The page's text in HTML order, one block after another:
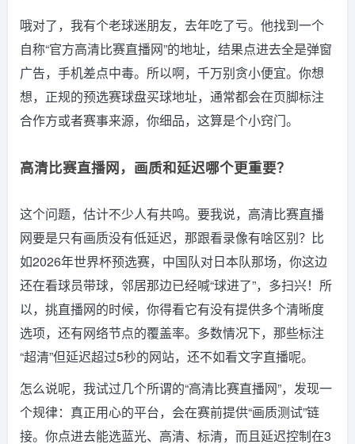
哦对了，我有个老球迷朋友，去年吃了亏。他找到一个
自称“官方高清比赛直播网”的地址，结果点进去全是弹窗
广告，手机差点中毒。所以啊，千万别贪小便宜。你想
想，正规的预选赛球盘买球地址，通常都会在页脚标注
合作方或者赛事来源，你细品，这算是个小窍门。
高清比赛直播网，画质和延迟哪个更重要？
这个问题，估计不少人有共鸣。要我说，高清比赛直播
网要是只有画质没有低延迟，那跟看录像有啥区别？比
如2026年世界杯预选赛，中国队对日本队那场，你这边
还在看球员带球，邻居那边已经喊“球进了”，多扫兴！所
以，挑直播网的时候，你得看它有没有提供多个清晰度
选项，还有网络节点的覆盖率。多数情况下，那些标注
“超清”但延迟超过5秒的网站，还不如看文字直播呢。
怎么说呢，我试过几个所谓的“高清比赛直播网”，发现一
个规律：真正用心的平台，会在赛前提供“画质测试”链
接。你点进去能选蓝光、高清、标清，而且延迟控制在3